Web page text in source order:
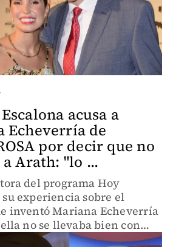
acusa a
Echeverría de
por decir que no
Arath: "lo ...
del programa Hoy
experiencia sobre el
inventó Mariana Echeverría
no se llevaba bien con
Torre.